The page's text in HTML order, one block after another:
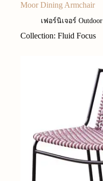
Moor Dining Armchair
เฟอร์นิเจอร์ Outdoor
Collection: Fluid Focus